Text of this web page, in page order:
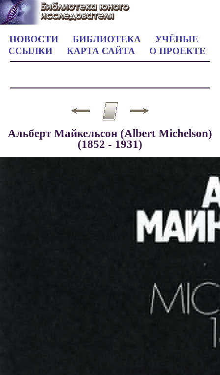
НОВОСТИ БИБЛИОТЕКА
УЧЁНЫЕ
ССЫЛКИ
КАРТА САЙТА О ПРОЕКТЕ
Альберт Майкельсон (Albert Michelson)
(1852 - 1931)